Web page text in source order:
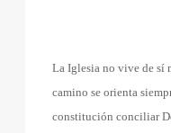
La Iglesia no vive de sí
camino se orienta
constitución conciliar